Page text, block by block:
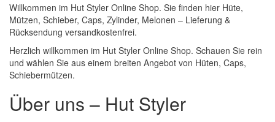
Willkommen im Hut Styler Online Shop. Sie finden hier Hüte,
Mützen, Schieber, Caps, Zylinder, Melonen – Lieferung &
Rücksendung versandkostenfrei.
Herzlich willkommen im Hut Styler Online Shop. Schauen Sie rein
und wählen Sie aus einem breiten Angebot von Hüten, Caps,
Schiebermützen.
Über uns – Hut Styler